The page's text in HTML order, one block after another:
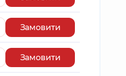
Замовити
Замовити